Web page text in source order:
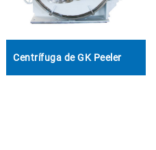
Centrífuga de GK Peeler